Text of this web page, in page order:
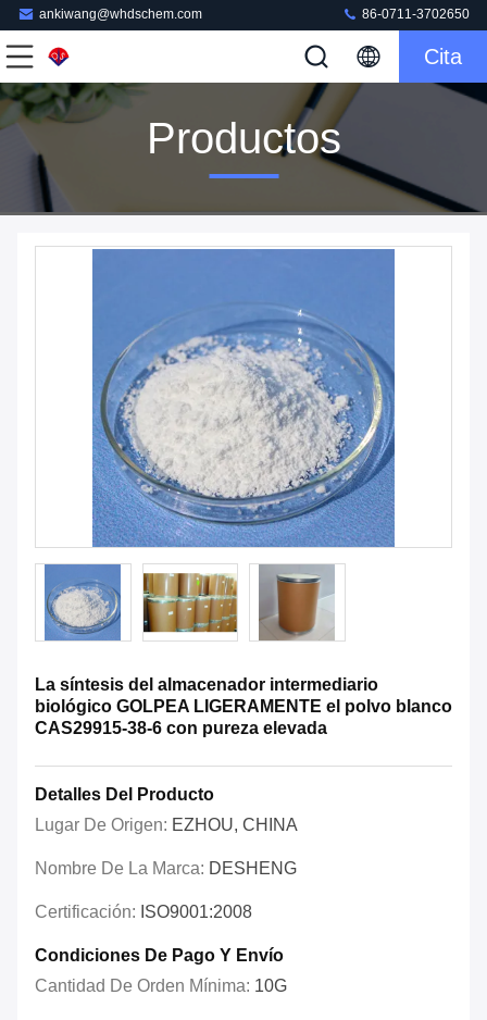
ankiwang@whdschem.com 86-0711-3702650
Cita
Productos
La síntesis del almacenador intermediario
biológico GOLPEA LIGERAMENTE el polvo blanco
CAS29915-38-6 con pureza elevada
Detalles Del Producto
Lugar De Origen: EZHOU, CHINA
Nombre De La Marca: DESHENG
Certificación: ISO9001:2008
Condiciones De Pago Y Envío
Cantidad De Orden Mínima: 10G